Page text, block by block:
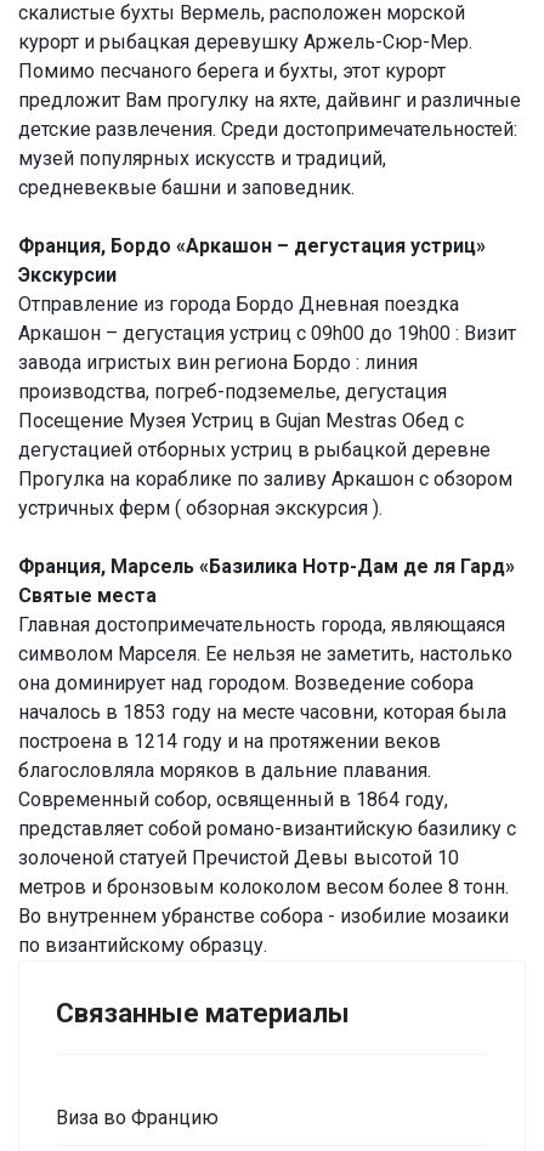
скалистые бухты Вермель, расположен морской
курорт и рыбацкая деревушку Аржель-Сюр-Мер.
Помимо песчаного берега и бухты, этот курорт
предложит Вам прогулку на яхте, дайвинг и различные
детские развлечения. Среди достопримечательностей:
музей популярных искусств и традиций,
средневеквые башни и заповедник.
Франция, Бордо «Аркашон – дегустация устриц»
Экскурсии
Отправление из города Бордо Дневная поездка
Аркашон – дегустация устриц с 09h00 до 19h00 : Визит
завода игристых вин региона Бордо : линия
производства, погреб-подземелье, дегустация
Посещение Музея Устриц в Gujan Mestras Обед с
дегустацией отборных устриц в рыбацкой деревне
Прогулка на кораблике по заливу Аркашон с обзором
устричных ферм ( обзорная экскурсия ).
Франция, Марсель «Базилика Нотр-Дам де ля Гард»
Святые места
Главная достопримечательность города, являющаяся
символом Марселя. Ее нельзя не заметить, настолько
она доминирует над городом. Возведение собора
началось в 1853 году на месте часовни, которая была
построена в 1214 году и на протяжении веков
благословляла моряков в дальние плавания.
Современный собор, освященный в 1864 году,
представляет собой романо-византийскую базилику с
золоченой статуей Пречистой Девы высотой 10
метров и бронзовым колоколом весом более 8 тонн.
Во внутреннем убранстве собора - изобилие мозаики
по византийскому образцу.
Связанные материалы
Виза во Францию